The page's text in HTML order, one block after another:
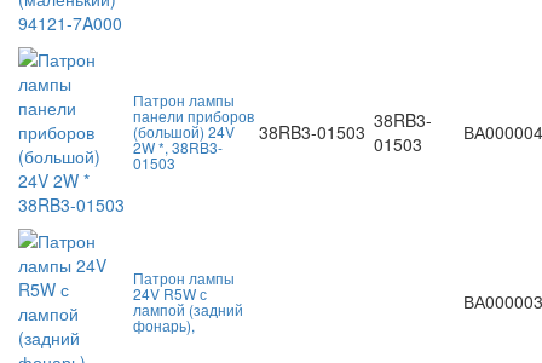
Патрон лампы
панели приборов
(большой) 24V
2W *, 38RB3-
01503
38RB3-01503 38RB3-
01503
Патрон лампы
24V R5W с
лампой (задний
фонарь),